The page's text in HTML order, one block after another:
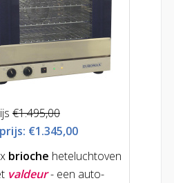
€1.495,00
€1.345,00
brioche heteluchtoven
valdeur- een auto-